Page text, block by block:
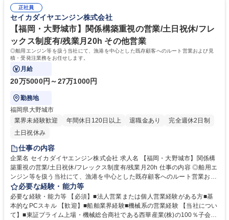
所】エンジニア職(舶用エンジン整備)◎年休126日／安定性◎
守等のサービス事業/部品・舟艇・関連機器の販売事業を展開しています。
★20馬力～1000馬力の舶用エンジン分野で圧倒的な強さを誇り,国内シェ
アは第2位！■安定した経営基盤のもと,堅実な成長を続けています！ 学
歴・資格 学歴：大学院 大学 高専 短大 専修学校 高校 語学力： 資格：
正社員
セイカダイヤエンジン株式会社
【福岡・大野城市】関係構築重視の営業/土日祝休/フレ
ックス制度有/残業月20h その他営業
◎舶用エンジン等を扱う当社にて、漁港を中心とした既存顧客へのルート営業および見
積・受発注業務をお任せします。
月給
20万5000円～27万1000円
勤務地
福岡県大野城市
業界未経験歓迎
年間休日120日以上 退職金あり
完全週休2日制
土日祝休み
仕事の内容
企業名 セイカダイヤエンジン株式会社 求人名 【福岡・大野城市】関係構
築重視の営業/土日祝休/フレックス制度有/残業月20h 仕事の内容 ◎舶用エ
ンジン等を扱う当社にて、漁港を中心とした既存顧客へのルート営業およ
び見積・受発注業務をお任せします。 ■漁港の漁師を中心とした既存顧客
を社有車で巡回し、船舶全体に関するニーズをヒアリングの上、幅広い提
案を行います。一部新規開拓もありますが、紹介による営業が中心です。
見積書・注文書の作成、仕入れ処理などの事務業務も担当いただきます。
必要な経験・能力等
必要な経験・能力等 【必須】■法人営業または個人営業経験がある方■基
本的なPCスキル 【歓迎】■船舶業界経験■機械系の営業経験 【当社につい
て】■東証プライム上場・機械総合商社である西華産業(株)の100％子会